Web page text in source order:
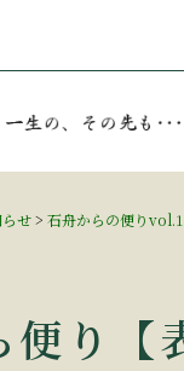
せ> 石舟からの便り
り【